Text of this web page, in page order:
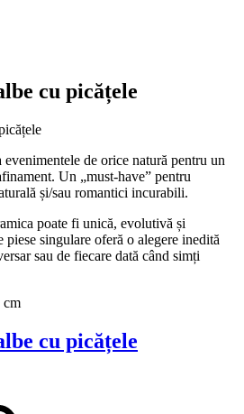
cu picățele
de orice natură pentru un
Un „must-have” pentru
și/sau romantici incurabili.
poate fi unică, evolutivă și
singulare oferă o alegere inedită
sau de fiecare dată când simți
cm
cu picățele